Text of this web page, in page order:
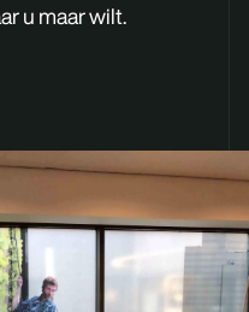
u maar wilt.